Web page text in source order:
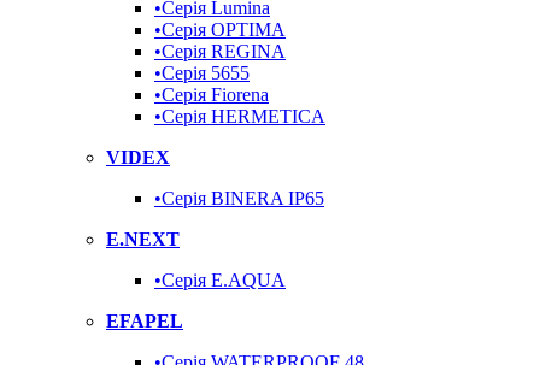
•Серія Lumina
•Серія OPTIMA
•Серія REGINA
•Серія 5655
•Серія Fiorena
•Серія HERMETICA
VIDEX
•Серія BINERA IP65
E.NEXT
•Серія E.AQUA
EFAPEL